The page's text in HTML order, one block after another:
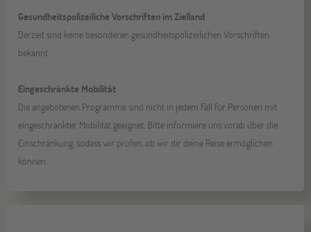
Gesundheitspolizeiliche Vorschriften im Zielland
Derzeit sind keine besonderen gesundheitspolizeilichen Vorschriften
bekannt.
Eingeschränkte Mobilität
Die angebotenen Programme sind nicht in jedem Fall für Personen mit
eingeschränkter Mobilität geeignet. Bitte informiere uns vorab über die
Einschränkung, sodass wir prüfen, ob wir dir deine Reise ermöglichen
können.